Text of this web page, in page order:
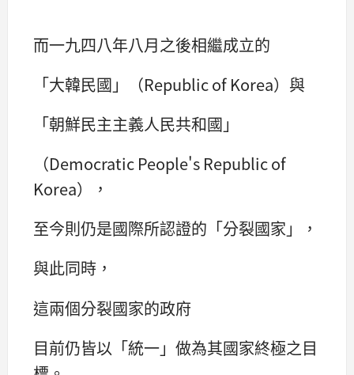
而一九四八年八月之後相繼成立的
「大韓民國」（Republic of Korea）與
「朝鮮民主主義人民共和國」
（Democratic People's Republic of
Korea），
至今則仍是國際所認證的「分裂國家」，
與此同時，
這兩個分裂國家的政府
目前仍皆以「統一」做為其國家終極之目